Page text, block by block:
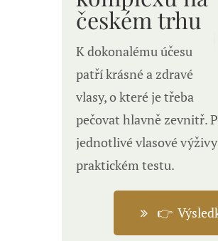
českém trhu
K dokonalému účesu
patří krásné a zdravé
vlasy, o které je třeba
pečovat hlavně zevnitř.
jednotlivé vlasové
praktickém testu.
👉